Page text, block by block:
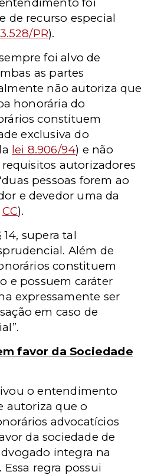
de recurso especial
PR).
foi alvo de
as partes
não autoriza que
honorária do
constituem
exclusiva do
lei 8.906/94) e não
autorizadores
pessoas forem ao
e devedor uma da
CC).
14, supera tal
Além de
constituem
e possuem caráter
expressamente ser
em caso de
favor da Sociedade
o entendimento
autoriza que o
advocatícios
da sociedade de
integra na
regra possui